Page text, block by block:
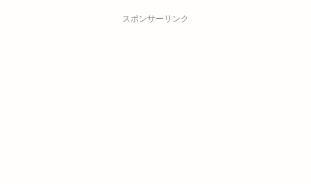
スポンサーリンク